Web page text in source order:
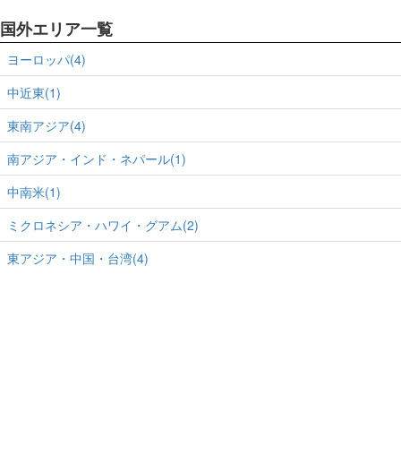
国外エリア一覧
ヨーロッパ(4)
中近東(1)
東南アジア(4)
南アジア・インド・ネパール(1)
中南米(1)
ミクロネシア・ハワイ・グアム(2)
東アジア・中国・台湾(4)